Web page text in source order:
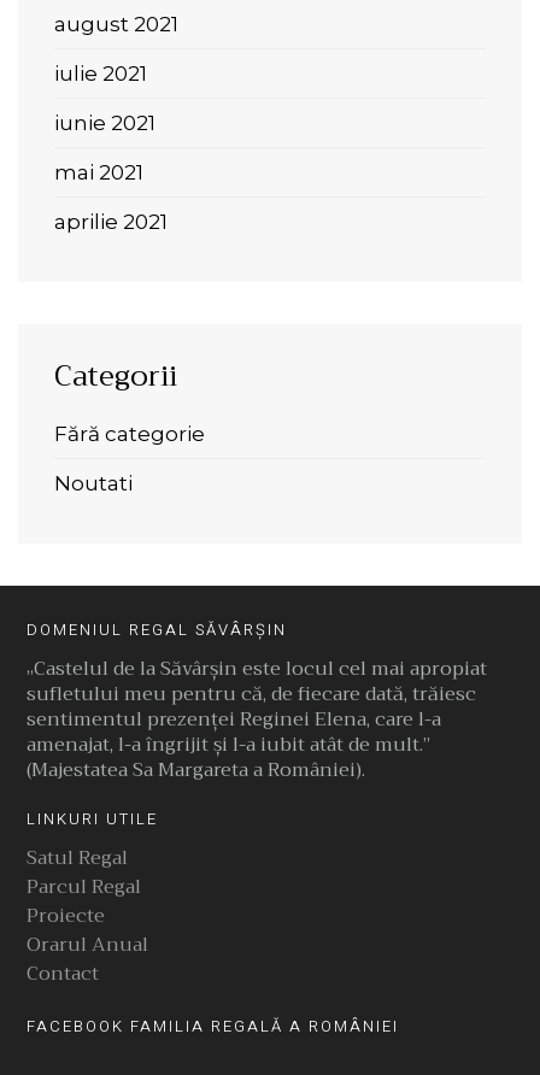
august 2021
iulie 2021
iunie 2021
mai 2021
aprilie 2021
Categorii
Fără categorie
Noutati
DOMENIUL REGAL SĂVÂRȘIN
„Castelul de la Săvârşin este locul cel mai apropiat
sufletului meu pentru că, de fiecare dată, trăiesc
sentimentul prezenţei Reginei Elena, care l-a
amenajat, l-a îngrijit şi l-a iubit atât de mult.”
(Majestatea Sa Margareta a României).
LINKURI UTILE
Satul Regal
Parcul Regal
Proiecte
Orarul Anual
Contact
FACEBOOK FAMILIA REGALĂ A ROMÂNIEI